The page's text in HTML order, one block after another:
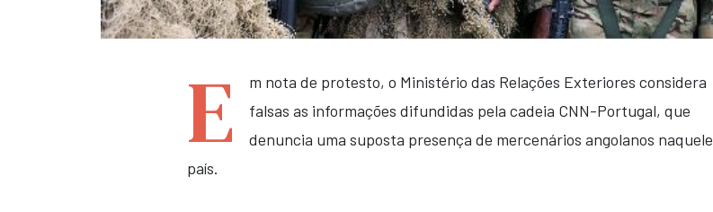
E
m nota de protesto, o Ministério das Relações Exteriores considera
falsas as informações difundidas pela cadeia CNN-Portugal, que
denuncia uma suposta presença de mercenários angolanos naquele
país.